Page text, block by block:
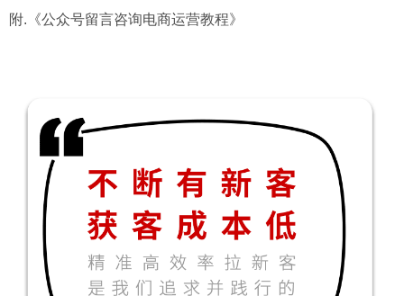
附. 《公众号留言咨询电商运营教程》